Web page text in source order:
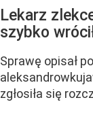
Lekarz
szybko
Sprawę opisał
zgłosiła się